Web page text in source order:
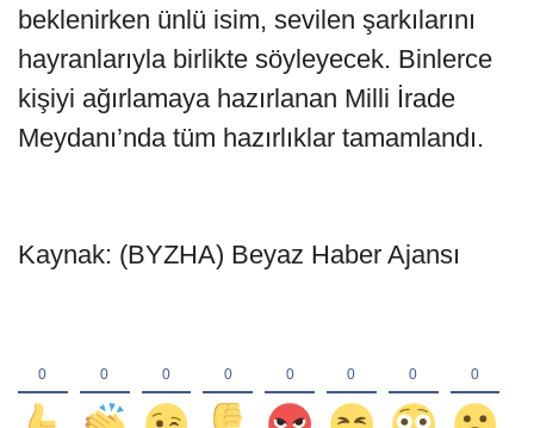
beklenirken ünlü isim, sevilen şarkılarını
hayranlarıyla birlikte söyleyecek. Binlerce
kişiyi ağırlamaya hazırlanan Milli İrade
Meydanı’nda tüm hazırlıklar tamamlandı.
Kaynak: (BYZHA) Beyaz Haber Ajansı